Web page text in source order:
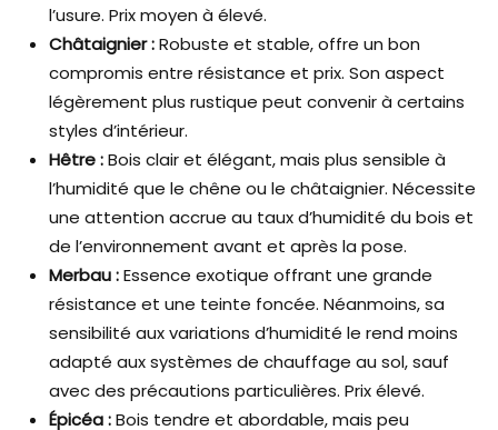
l’usure. Prix moyen à élevé.
Châtaignier :Robuste et stable, offre un bon
compromis entre résistance et prix. Son aspect
légèrement plus rustique peut convenir à certains
styles d’intérieur.
Hêtre :Bois clair et élégant, mais plus sensible à
l’humidité que le chêne ou le châtaignier. Nécessite
une attention accrue au taux d’humidité du bois et
de l’environnement avant et après la pose.
Merbau :Essence exotique offrant une grande
résistance et une teinte foncée. Néanmoins, sa
sensibilité aux variations d’humidité le rend moins
adapté aux systèmes de chauffage au sol, sauf
avec des précautions particulières. Prix élevé.
Épicéa :Bois tendre et abordable, mais peu